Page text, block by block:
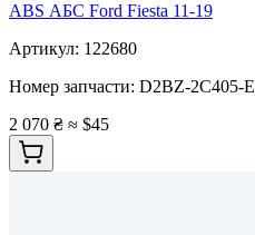
ABS АБС Ford Fiesta 11-19
Артикул: 122680
Номер запчасти: D2BZ-2C405-E
2 070 ₴ ≈ $45